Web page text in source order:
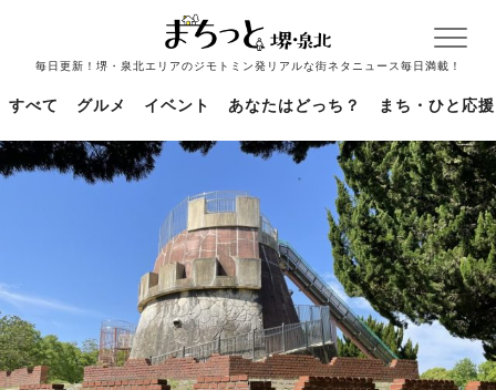
毎日更新！堺・泉北エリアのジモトミン発リアルな街ネタニュース毎日満載！
すべて グルメ イベント あなたはどっち？ まち・ひと応援